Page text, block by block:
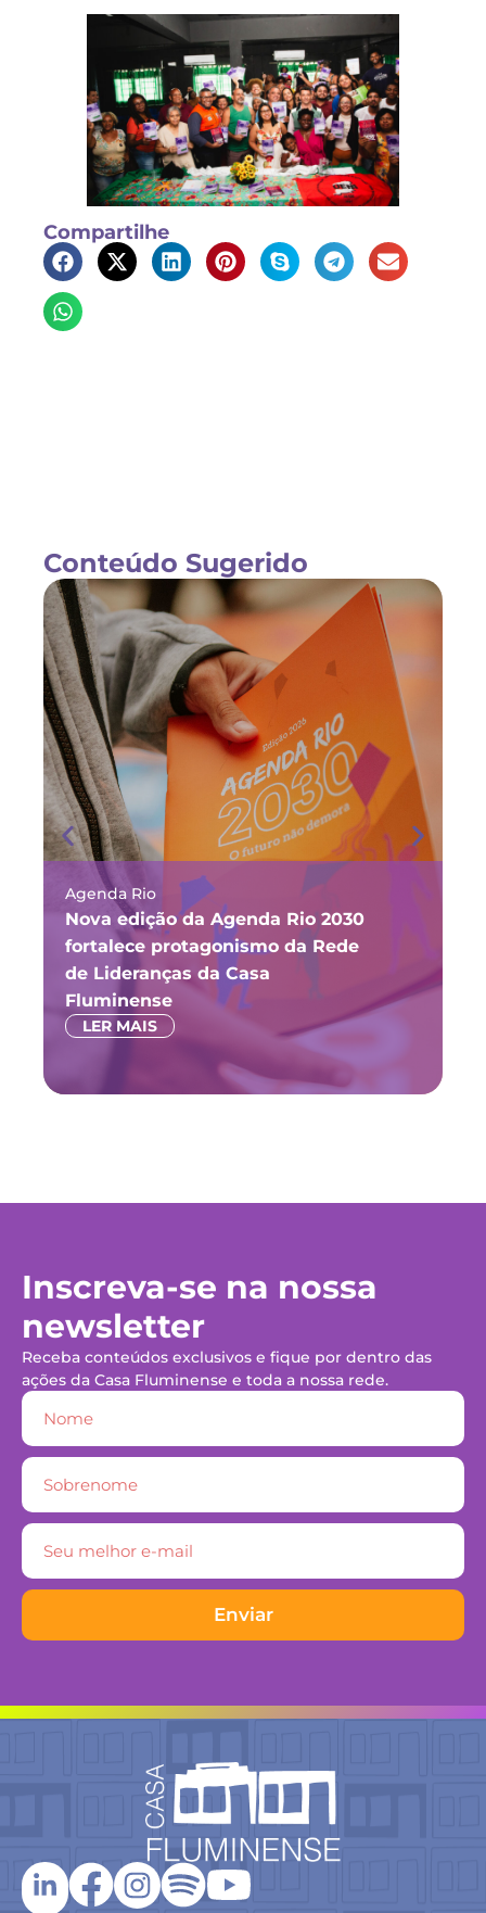
Compartilhe
Conteúdo Sugerido
Agenda Rio
Nova edição da Agenda Rio 2030
fortalece protagonismo da Rede
de Lideranças da Casa
Fluminense
LER MAIS
Inscreva-se na nossa
newsletter
Receba conteúdos exclusivos e fique por dentro das
ações da Casa Fluminense e toda a nossa rede.
Enviar